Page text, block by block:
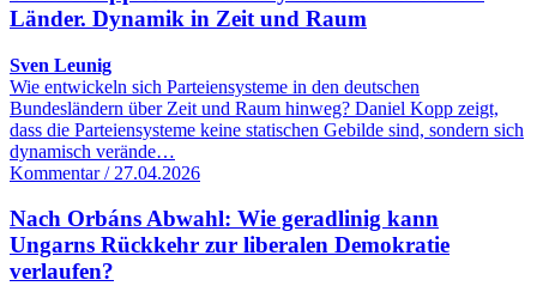
Länder. Dynamik in Zeit und Raum
Sven Leunig
Wie entwickeln sich Parteiensysteme in den deutschen
Bundesländern über Zeit und Raum hinweg? Daniel Kopp zeigt,
dass die Parteiensysteme keine statischen Gebilde sind, sondern sich
dynamisch verände…
Kommentar / 27.04.2026
Nach Orbáns Abwahl: Wie geradlinig kann
Ungarns Rückkehr zur liberalen Demokratie
verlaufen?